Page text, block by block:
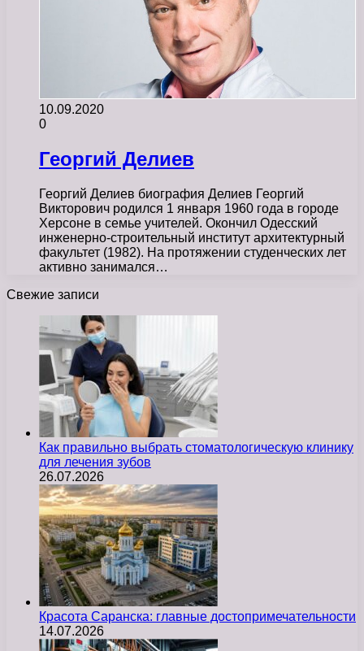
10.09.2020
0
Георгий Делиев
Георгий Делиев биография Делиев Георгий
Викторович родился 1 января 1960 года в городе
Херсоне в семье учителей. Окончил Одесский
инженерно-строительный институт архитектурный
факультет (1982). На протяжении студенческих лет
активно занимался…
Свежие записи
Как правильно выбрать стоматологическую клинику
для лечения зубов
26.07.2026
Красота Саранска: главные достопримечательности
14.07.2026